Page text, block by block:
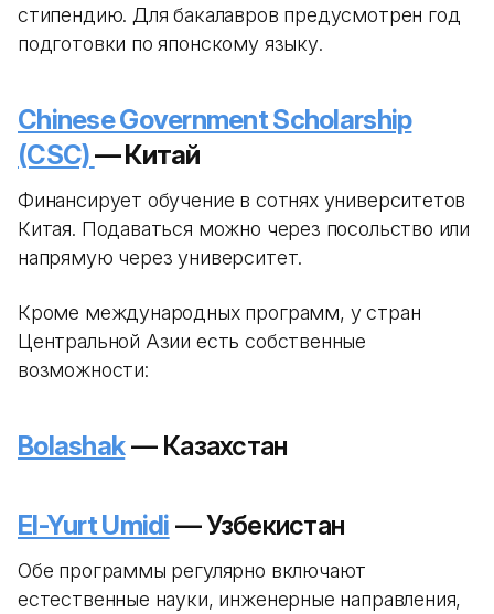
стипендию. Для бакалавров предусмотрен год
подготовки по японскому языку.
Chinese Government Scholarship
(CSC)— Китай
Финансирует обучение в сотнях университетов
Китая. Подаваться можно через посольство или
напрямую через университет.
Кроме международных программ, у стран
Центральной Азии есть собственные
возможности:
Bolashak— Казахстан
El-Yurt Umidi — Узбекистан
Обе программы регулярно включают
естественные науки, инженерные направления,